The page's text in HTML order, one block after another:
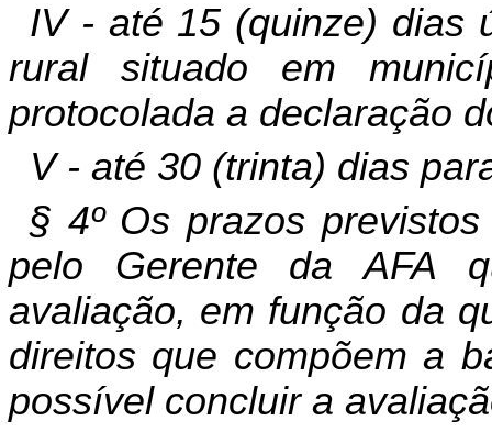
IV - até 15 (quinze) dias
rural situado em
protocolada a declaração
V - até 30 (trinta) dias
§ 4º Os prazos
pelo Gerente da AFA
avaliação, em função da
direitos que compõem a
possível concluir a